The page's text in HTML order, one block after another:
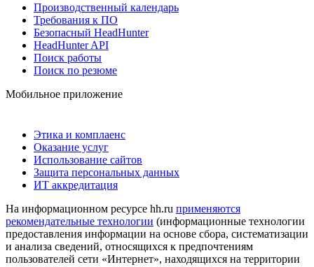
Производственный календарь
Требования к ПО
Безопасный HeadHunter
HeadHunter API
Поиск работы
Поиск по резюме
Мобильное приложение
Этика и комплаенс
Оказание услуг
Использование сайтов
Защита персональных данных
ИТ аккредитация
На информационном ресурсе hh.ru применяются
рекомендательные технологии (информационные технологии
предоставления информации на основе сбора, систематизации
и анализа сведений, относящихся к предпочтениям
пользователей сети «Интернет», находящихся на территории